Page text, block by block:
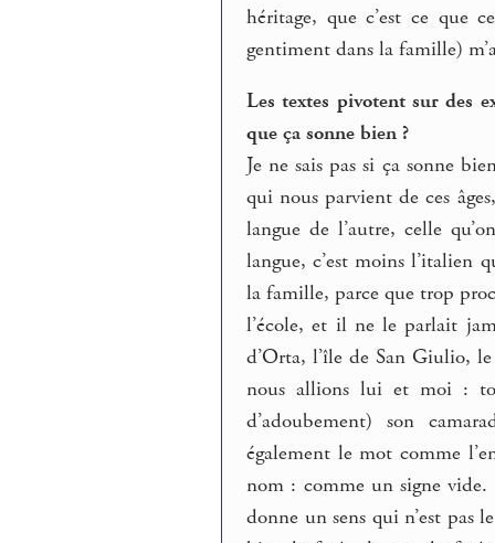
héritage, que c’est ce que
gentiment dans la famille)
Les textes pivotent sur des
que ça sonne bien ?
Je ne sais pas si ça sonne
qui nous parvient de ces
langue de l’autre, celle
langue, c’est moins l’italien
la famille, parce que trop
l’école, et il ne le parlait
d’Orta, l’île de San Giulio,
nous allions lui et moi :
d’adoubement) son
également le mot comme
nom : comme un signe
donne un sens qui n’est pas